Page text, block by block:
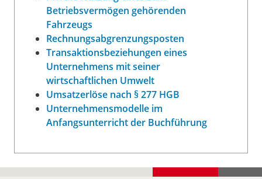
Betriebsvermögen gehörenden
Fahrzeugs
Rechnungsabgrenzungsposten
Transaktionsbeziehungen eines
Unternehmens mit seiner
wirtschaftlichen Umwelt
Umsatzerlöse nach § 277 HGB
Unternehmensmodelle im
Anfangsunterricht der Buchführung